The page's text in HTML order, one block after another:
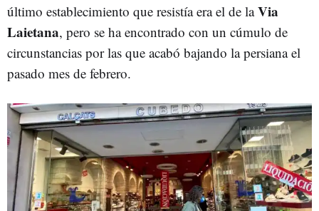
último establecimiento que resistía era el de laVia
Laietana, pero se ha encontrado con un cúmulo de
circunstancias por las que acabó bajando la persiana el
pasado mes de febrero.